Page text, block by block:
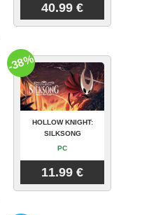
40.99 €
HOLLOW KNIGHT:
SILKSONG
PC
11.99 €
-38%